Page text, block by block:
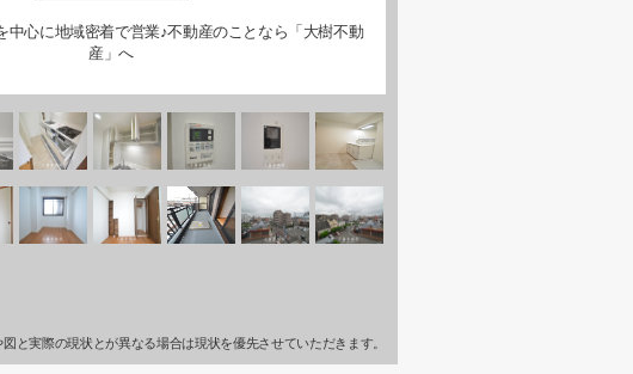
中心に地域密着で営業♪不動産のことなら「大樹不動
産」へ
と実際の現状とが異なる場合は現状を優先させていただきます。